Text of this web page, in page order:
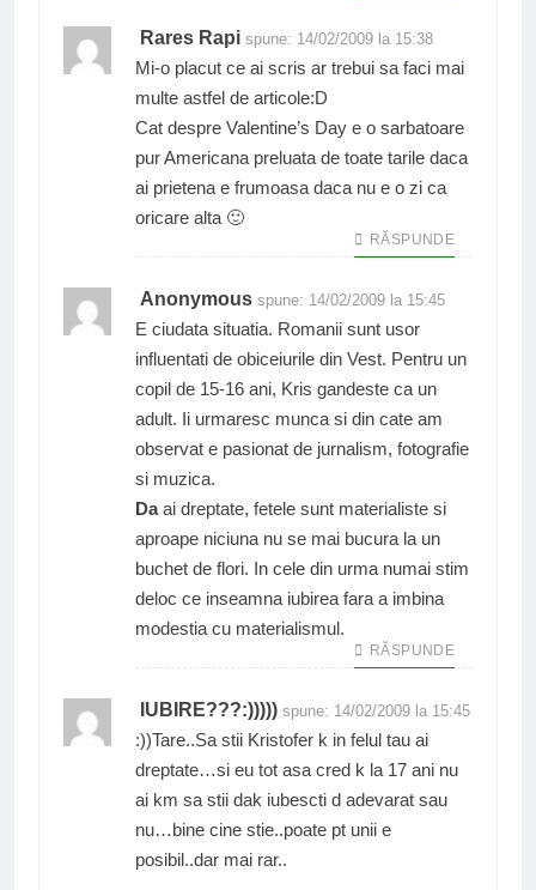
Rares Rapi spune: 14/02/2009 la 15:38
Mi-o placut ce ai scris ar trebui sa faci mai
multe astfel de articole:D
Cat despre Valentine’s Day e o sarbatoare
pur Americana preluata de toate tarile daca
ai prietena e frumoasa daca nu e o zi ca
oricare alta 🙂
RĂSPUNDE
Anonymous spune: 14/02/2009 la 15:45
E ciudata situatia. Romanii sunt usor
influentati de obiceiurile din Vest. Pentru un
copil de 15-16 ani, Kris gandeste ca un
adult. Ii urmaresc munca si din cate am
observat e pasionat de jurnalism, fotografie
si muzica.
Daai dreptate, fetele sunt materialiste si
aproape niciuna nu se mai bucura la un
buchet de flori. In cele din urma numai stim
deloc ce inseamna iubirea fara a imbina
modestia cu materialismul.
RĂSPUNDE
IUBIRE???:))))) spune: 14/02/2009 la 15:45
:))Tare..Sa stii Kristofer k in felul tau ai
dreptate…si eu tot asa cred k la 17 ani nu
ai km sa stii dak iubescti d adevarat sau
nu…bine cine stie..poate pt unii e
posibil..dar mai rar..